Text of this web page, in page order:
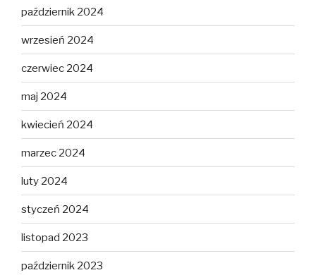
październik 2024
wrzesień 2024
czerwiec 2024
maj 2024
kwiecień 2024
marzec 2024
luty 2024
styczeń 2024
listopad 2023
październik 2023